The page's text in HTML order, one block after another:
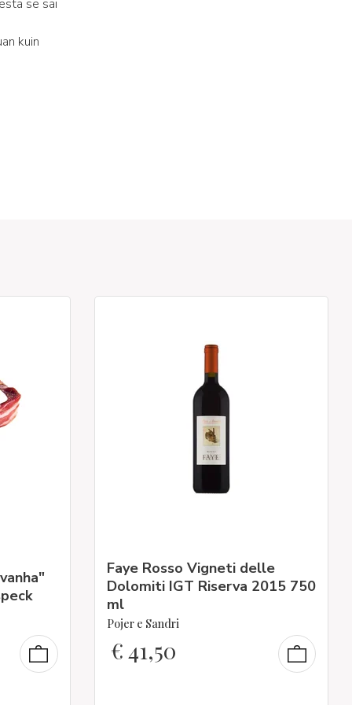
se sai
kuin
Faye Rosso Vigneti delle
Dolomiti IGT Riserva 2015 750
ml
Pojer e Sandri
€41,50